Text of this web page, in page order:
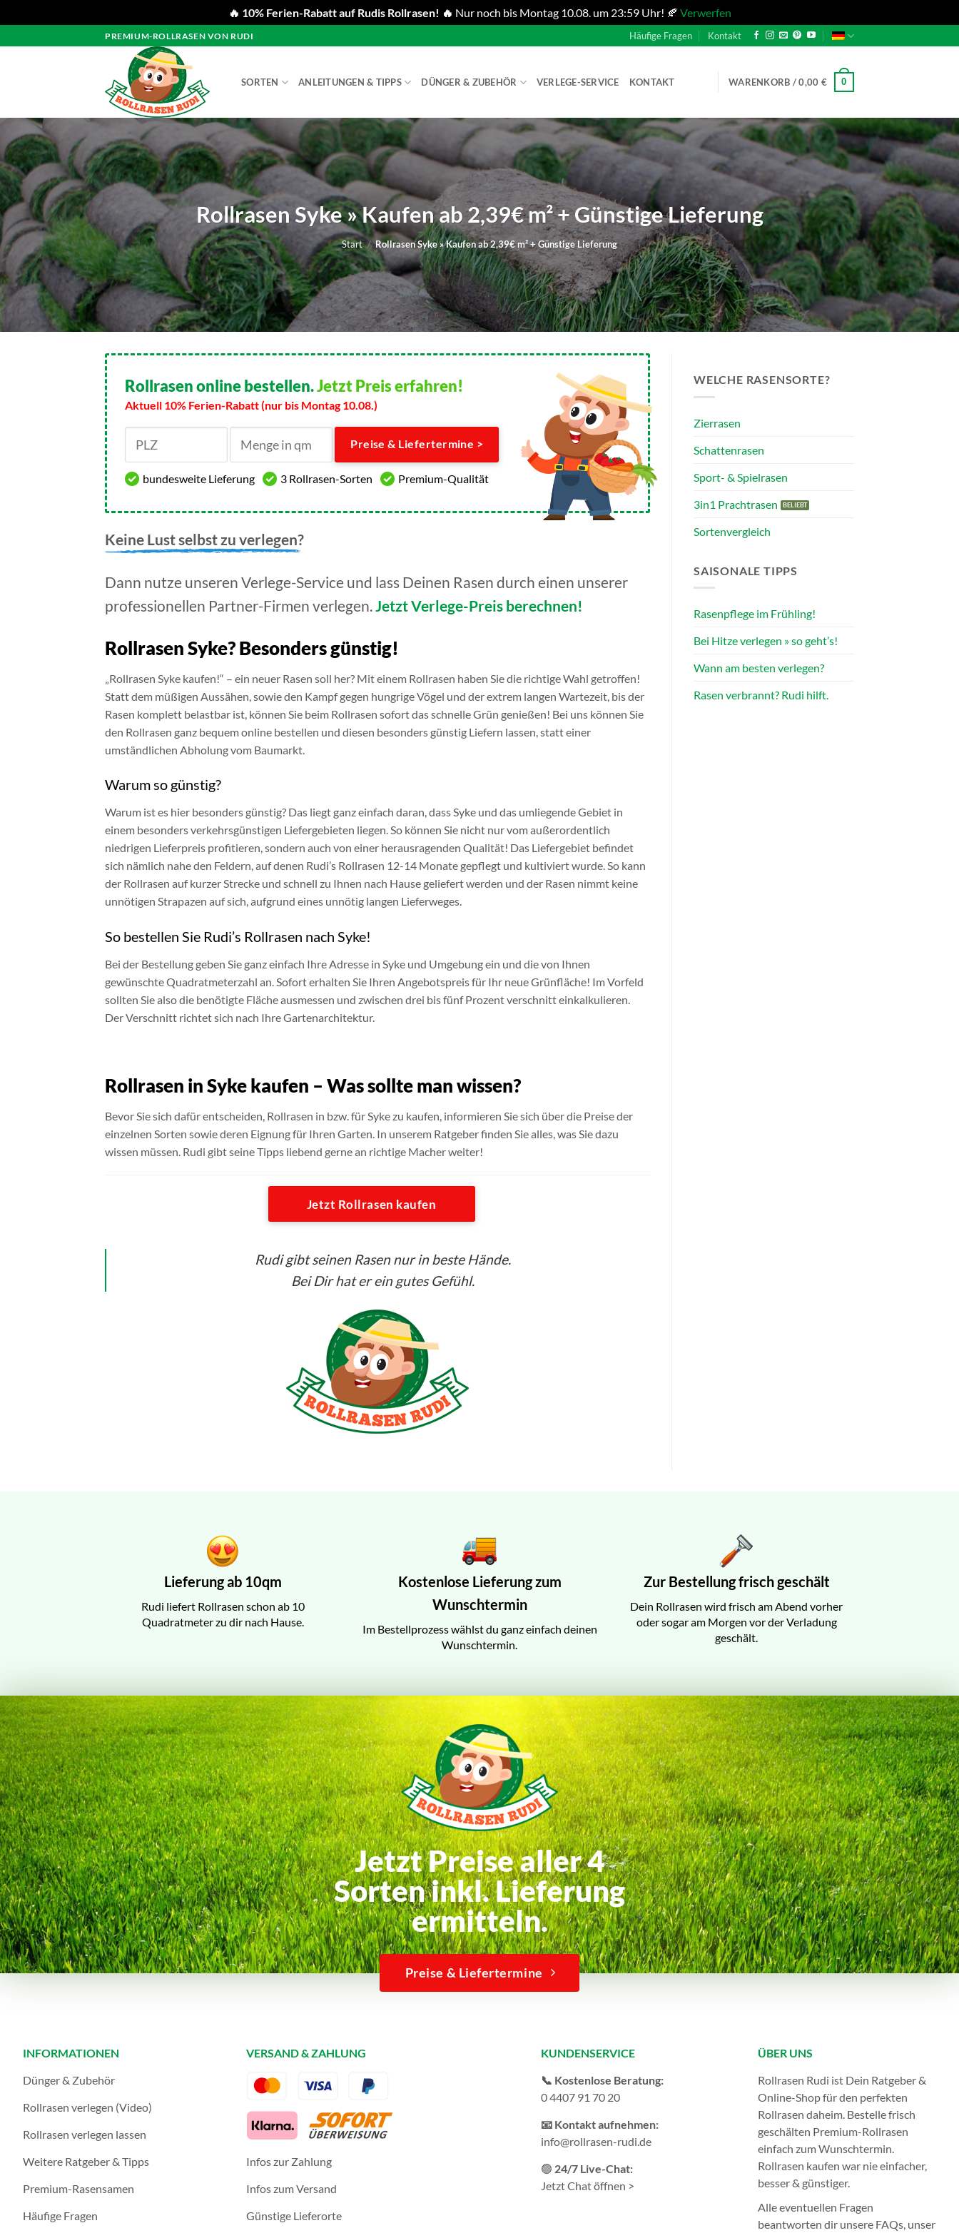
🔥 10% Ferien-Rabatt auf Rudis Rollrasen! 🔥 Nur noch bis Montag 10.08. um 23:59 Uhr! 🍂 Verwerfen
Inhalt
PREMIUM-ROLLRASEN VON RUDI Häufige Fragen Kontakt
SORTEN ANLEITUNGEN & TIPPS DÜNGER & ZUBEHÖR VERLEGE-SERVICE KONTAKT WARENKORB /0,00 € 0
Rollrasen Syke » Kaufen ab 2,39€ m² + Günstige Lieferung
Start / Rollrasen Syke » Kaufen ab 2,39€ m² + Günstige Lieferung
Rollrasen online bestellen.Jetzt Preis erfahren!
Aktuell 10% Ferien-Rabatt (nur bis Montag 10.08.)
Preise & Liefertermine >
bundesweite Lieferung 3 Rollrasen-Sorten Premium-Qualität
Keine Lust selbst zu verlegen?
Dann nutze unseren Verlege-Service und lass Deinen Rasen durch einen unserer
professionellen Partner-Firmen verlegen. Jetzt Verlege-Preis berechnen!
Rollrasen Syke? Besonders günstig!
„Rollrasen Syke kaufen!“ – ein neuer Rasen soll her? Mit einem Rollrasen haben Sie die richtige Wahl getroffen!
Statt dem müßigen Aussähen, sowie den Kampf gegen hungrige Vögel und der extrem langen Wartezeit, bis der
Rasen komplett belastbar ist, können Sie beim Rollrasen sofort das schnelle Grün genießen! Bei uns können Sie
den Rollrasen ganz bequem online bestellen und diesen besonders günstig Liefern lassen, statt einer
umständlichen Abholung vom Baumarkt.
Warum so günstig?
Warum ist es hier besonders günstig? Das liegt ganz einfach daran, dass Syke und das umliegende Gebiet in
einem besonders verkehrsgünstigen Liefergebieten liegen. So können Sie nicht nur vom außerordentlich
niedrigen Lieferpreis profitieren, sondern auch von einer herausragenden Qualität! Das Liefergebiet befindet
sich nämlich nahe den Feldern, auf denen Rudi’s Rollrasen 12-14 Monate gepflegt und kultiviert wurde. So kann
der Rollrasen auf kurzer Strecke und schnell zu Ihnen nach Hause geliefert werden und der Rasen nimmt keine
unnötigen Strapazen auf sich, aufgrund eines unnötig langen Lieferweges.
So bestellen Sie Rudi’s Rollrasen nach Syke!
Bei der Bestellung geben Sie ganz einfach Ihre Adresse in Syke und Umgebung ein und die von Ihnen
gewünschte Quadratmeterzahl an. Sofort erhalten Sie Ihren Angebotspreis für Ihr neue Grünfläche! Im Vorfeld
sollten Sie also die benötigte Fläche ausmessen und zwischen drei bis fünf Prozent verschnitt einkalkulieren.
Der Verschnitt richtet sich nach Ihre Gartenarchitektur.
Rollrasen in Syke kaufen – Was sollte man wissen?
Bevor Sie sich dafür entscheiden, Rollrasen in bzw. für Syke zu kaufen, informieren Sie sich über die Preise der
einzelnen Sorten sowie deren Eignung für Ihren Garten. In unserem Ratgeber finden Sie alles, was Sie dazu
wissen müssen. Rudi gibt seine Tipps liebend gerne an richtige Macher weiter!
Jetzt Rollrasen kaufen
Rudi gibt seinen Rasen nur in beste Hände.
Bei Dir hat er ein gutes Gefühl.
WELCHE RASENSORTE?
Zierrasen
Schattenrasen
Sport- & Spielrasen
3in1 Prachtrasen
Sortenvergleich
SAISONALE TIPPS
Rasenpflege im Frühling!
Bei Hitze verlegen » so geht’s!
Wann am besten verlegen?
Rasen verbrannt? Rudi hilft.
Lieferung ab 10qm
Rudi liefert Rollrasen schon ab 10
Quadratmeter zu dir nach Hause.
Kostenlose Lieferung zum
Wunschtermin
Im Bestellprozess wählst du ganz einfach deinen
Wunschtermin.
Zur Bestellung frisch geschält
Dein Rollrasen wird frisch am Abend vorher
oder sogar am Morgen vor der Verladung
geschält.
Jetzt Preise aller 4
Sorten inkl. Lieferung
ermitteln.
Preise & Liefertermine
INFORMATIONEN
Dünger & Zubehör
Rollrasen verlegen (Video)
Rollrasen verlegen lassen
Weitere Ratgeber & Tipps
Premium-Rasensamen
Häufige Fragen
VERSAND & ZAHLUNG
Infos zur Zahlung
Infos zum Versand
Günstige Lieferorte
KUNDENSERVICE
📞 Kostenlose Beratung:
0 4407 91 70 20
📧 Kontakt aufnehmen:
info@rollrasen-rudi.de
🟢 24/7 Live-Chat:
Jetzt Chat öffnen >
ÜBER UNS
Rollrasen Rudi ist Dein Ratgeber &
Online-Shop für den perfekten
Rollrasen daheim. Bestelle frisch
geschälten Premium-Rollrasen
einfach zum Wunschtermin.
Rollrasen kaufen war nie einfacher,
besser & günstiger.
Alle eventuellen Fragen
beantworten dir unsere FAQs, unser